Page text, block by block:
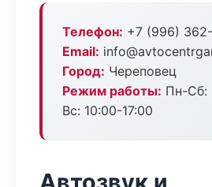
Телефон: +7 (996)
Email:
Город: Череповец
Режим работы: Пн-Сб:
Вс: 10:00-17:00